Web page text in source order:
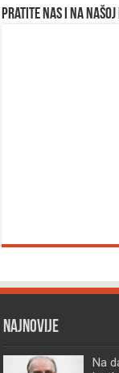
Pratite nas i na
Najnovije
Na